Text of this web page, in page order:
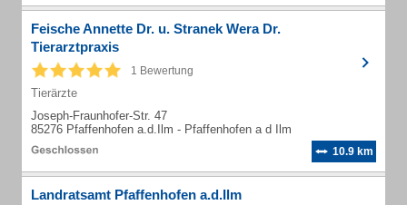
Feische Annette Dr. u. Stranek Wera Dr.
Tierarztpraxis
1 Bewertung
Tierärzte
Joseph-Fraunhofer-Str. 47
85276 Pfaffenhofen a.d.Ilm - Pfaffenhofen a d Ilm
10.9 km
Landratsamt Pfaffenhofen a.d.Ilm